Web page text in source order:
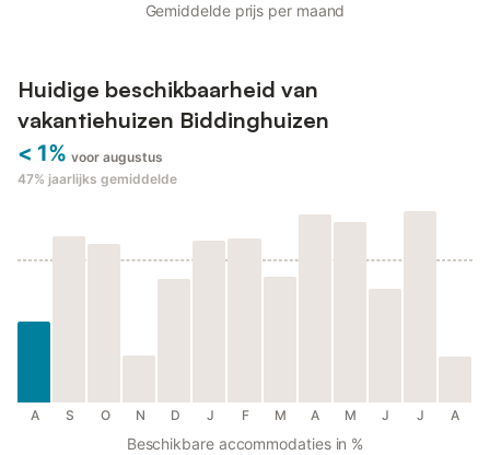
Gemiddelde prijs per maand
Huidige beschikbaarheid van
vakantiehuizen Biddinghuizen
< 1% voor augustus
47% jaarlijks gemiddelde
A S O N D J F M A M J J A
Beschikbare accommodaties in %